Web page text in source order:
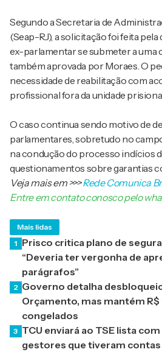
Segundo a Secretaria de
(Seap-RJ), a solicitação foi feita pela
ex-parlamentar se submeter a uma
também aprovada por Moraes. O
necessidade de reabilitação com
profissional fora da unidade
O caso continua sendo motivo de
parlamentares, sobretudo no
na condução do processo indícios
questionamentos sobre garantias
Veja mais em>>>Rede Comunica
Entre em contato conosco pelo
Mais lidas
1 Prisco critica plano de
“Deveria ter vergonha de
parágrafos”
2 Governo detalha
Orçamento, mas mantém R$
congelados
3 TCU enviará ao TSE lista
gestores que tiveram